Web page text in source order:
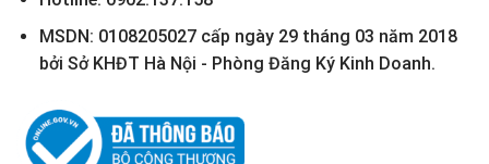
MSDN: 0108205027 cấp ngày 29 tháng 03 năm 2018
bởi Sở KHĐT Hà Nội - Phòng Đăng Ký Kinh Doanh.